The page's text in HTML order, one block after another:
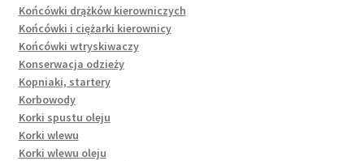
Końcówki drążków kierowniczych
Końcówki i ciężarki kierownicy
Końcówki wtryskiwaczy
Konserwacja odzieży
Kopniaki, startery
Korbowody
Korki spustu oleju
Korki wlewu
Korki wlewu oleju